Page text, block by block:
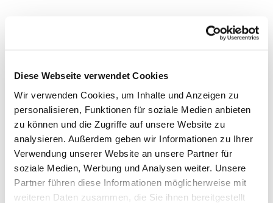
Diese Webseite verwendet Cookies
Wir verwenden Cookies, um Inhalte und Anzeigen zu
personalisieren, Funktionen für soziale Medien anbieten
zu können und die Zugriffe auf unsere Website zu
analysieren. Außerdem geben wir Informationen zu Ihrer
Verwendung unserer Website an unsere Partner für
soziale Medien, Werbung und Analysen weiter. Unsere
Partner führen diese Informationen möglicherweise mit
weiteren Daten zusammen, die Sie ihnen bereitgestellt